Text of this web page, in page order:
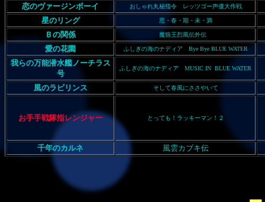
恋のヴァージンボーイ おしゃれ丸秘指令 レッツゴー声優大作戦
星のリング 思・春・期・未・満
Ｂの関係 魔狼王烈風伝外伝
愛の花園 ふしぎの海のナディア Bye Bye BLUE WATER
我らの万能潜水艦ノーチラス
号
ふしぎの海のナディア MUSIC IN BLUE WATER
風のラビリンス そして春風にささやいて
お手手戦隊指レンジャー とっても！ラッキーマン！２
千年のカルネ 風雲カブキ伝